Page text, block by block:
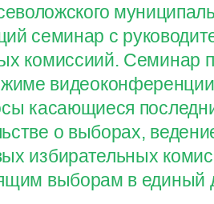
семинар с
комиссиий. Семинар
касающиеся
о выборах,
избирательных
выборам в единый